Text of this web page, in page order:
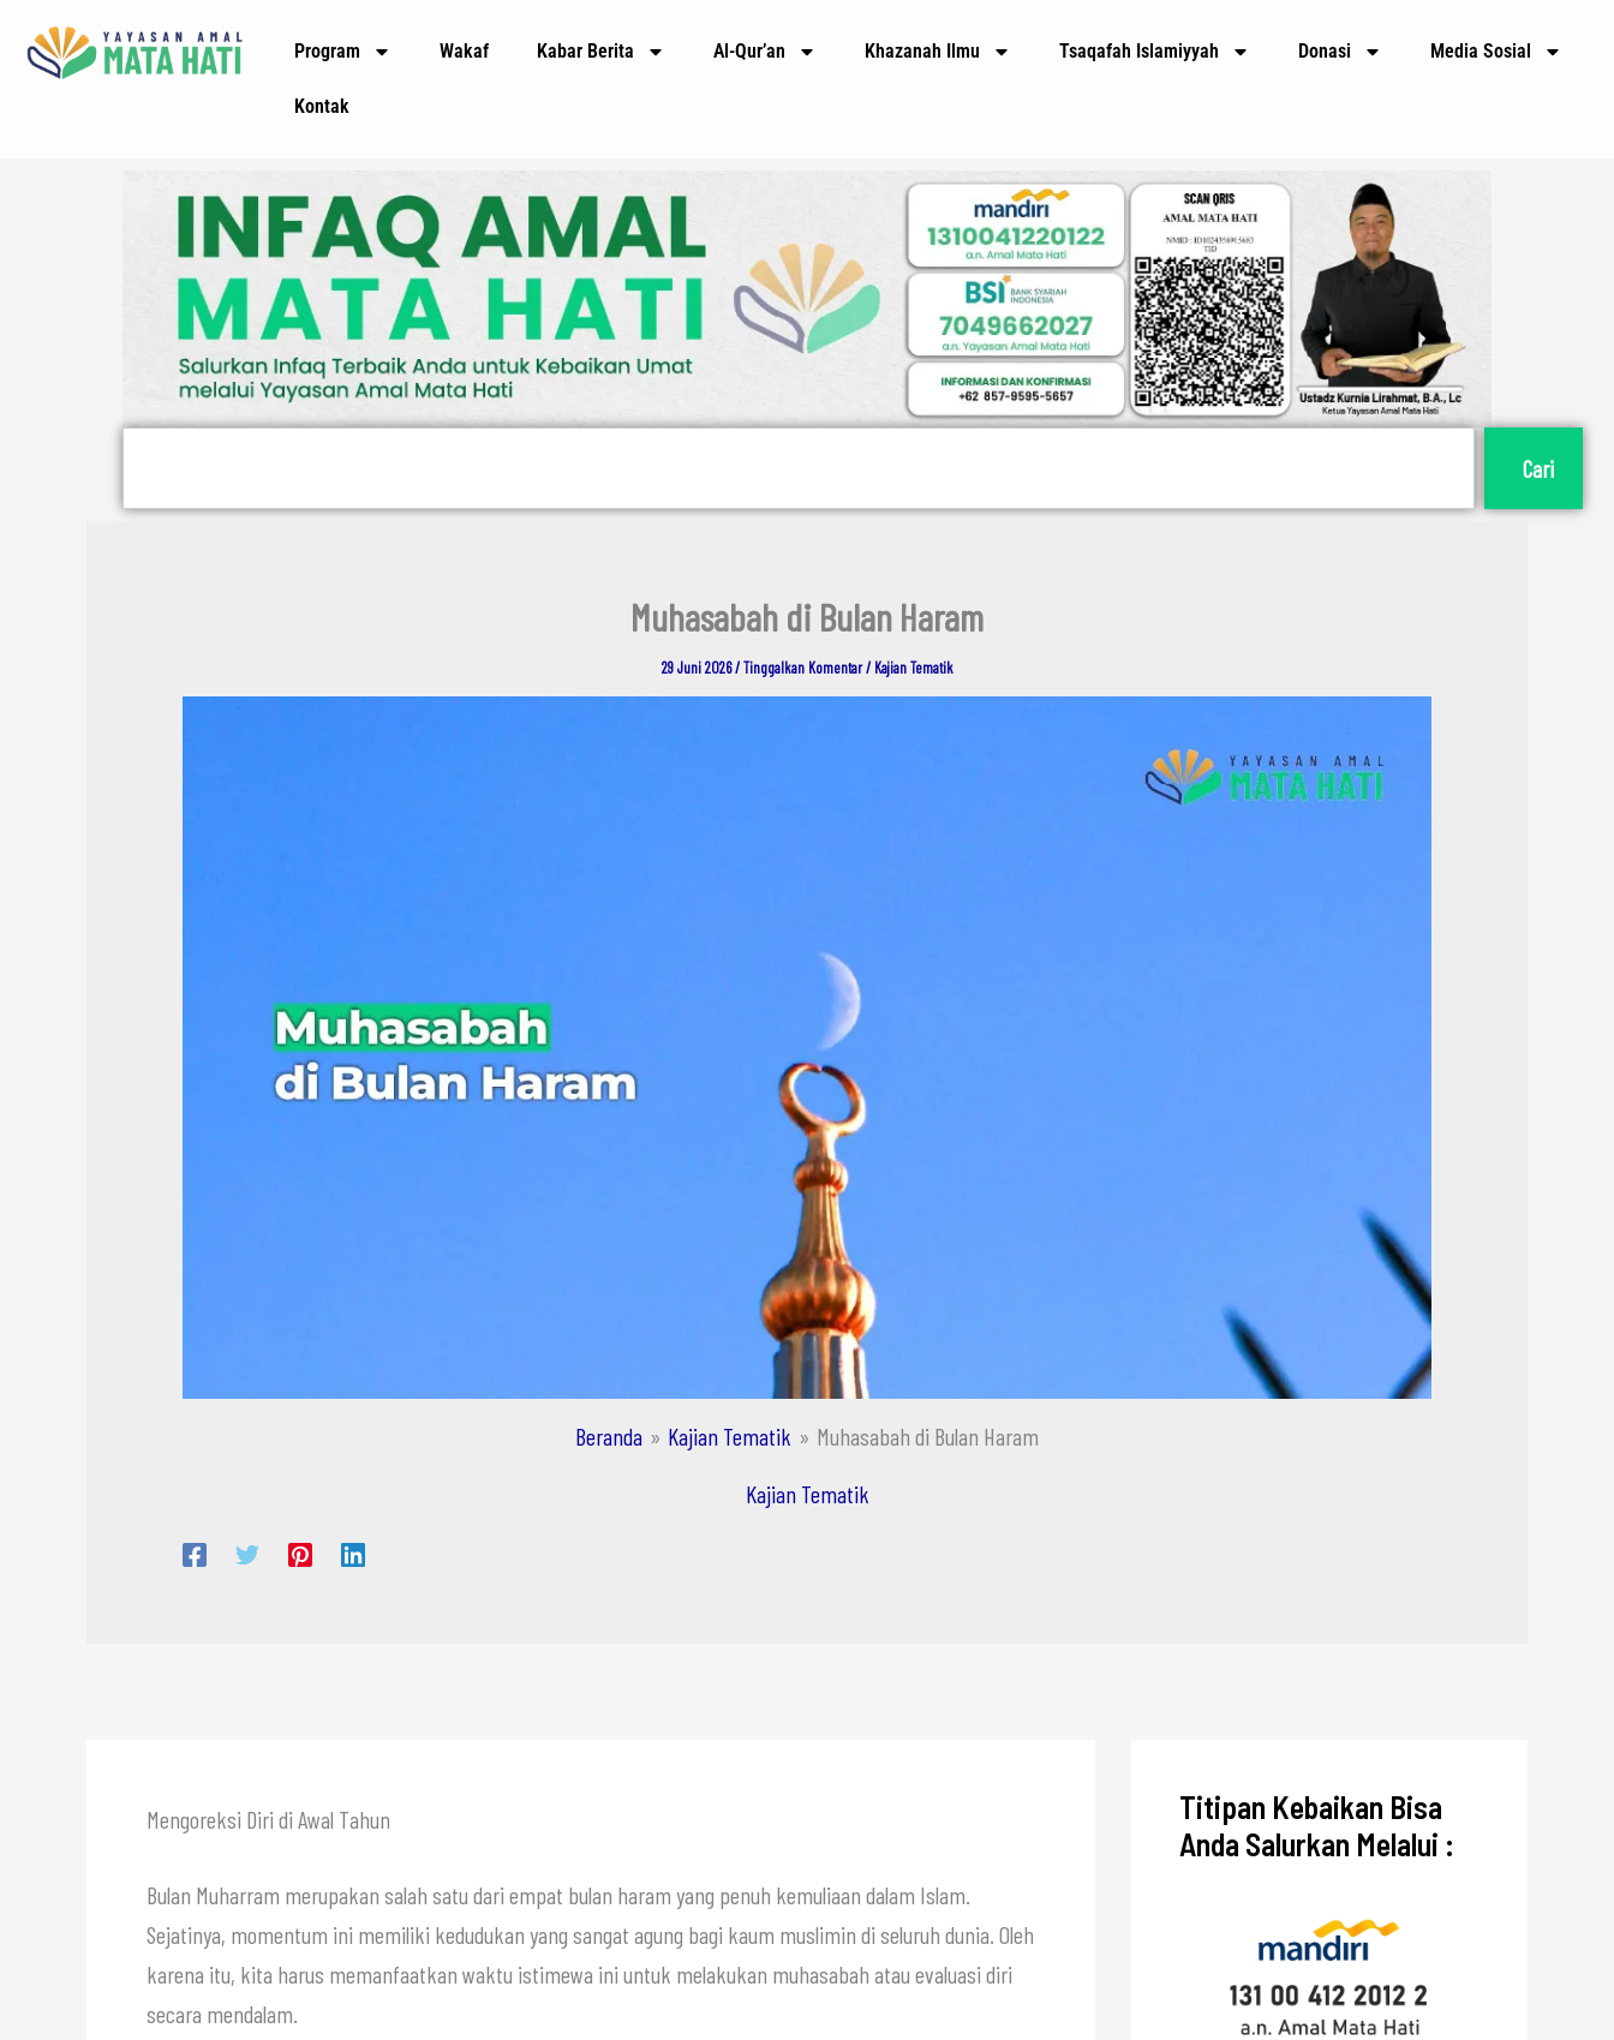
Program Wakaf Kabar Berita Al-Qur’an Khazanah Ilmu Tsaqafah Islamiyyah Donasi Media Sosial
Kontak
Cari
Muhasabah di Bulan Haram
29 Juni 2026/Tinggalkan Komentar / Kajian Tematik
Beranda Kajian Tematik
Muhasabah di Bulan Haram
Kajian Tematik
Mengoreksi Diri di Awal Tahun
Bulan Muharram merupakan salah satu dari empat bulan haram yang penuh kemuliaan dalam Islam.
Sejatinya, momentum ini memiliki kedudukan yang sangat agung bagi kaum muslimin di seluruh dunia. Oleh
karena itu, kita harus memanfaatkan waktu istimewa ini untuk melakukan muhasabah atau evaluasi diri
secara mendalam.
Titipan Kebaikan Bisa
Anda Salurkan Melalui :
a